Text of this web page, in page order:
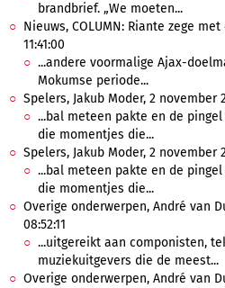
brandbrief. „We moeten...
Nieuws, COLUMN: Riante zege
11:41:00
...andere voormalige Ajax-
Mokumse periode...
Spelers, Jakub Moder, 2 november
...bal meteen pakte en de
die momentjes die...
Spelers, Jakub Moder, 2 november
...bal meteen pakte en de
die momentjes die...
Overige onderwerpen, André van
08:52:11
...uitgereikt aan componisten,
muziekuitgevers die de meest...
Overige onderwerpen, André van